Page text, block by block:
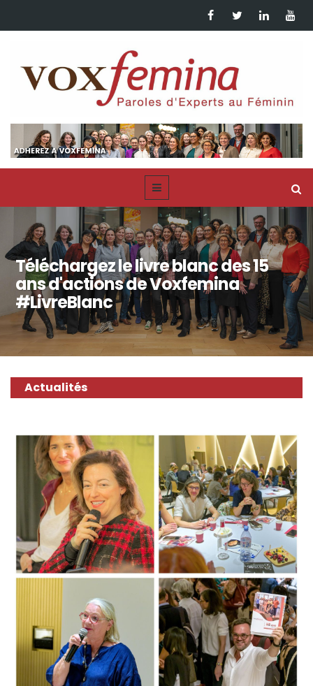
Téléchargez le livre blanc des 15
ans d'actions de Voxfemina
#LivreBlanc
Actualités